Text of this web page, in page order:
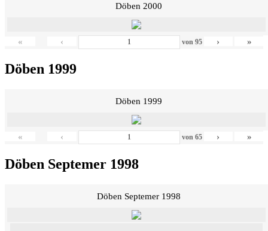
Döben 2000
« ‹ von 95 › »
Döben 1999
Döben 1999
« ‹ von 65 › »
Döben Septemer 1998
Döben Septemer 1998